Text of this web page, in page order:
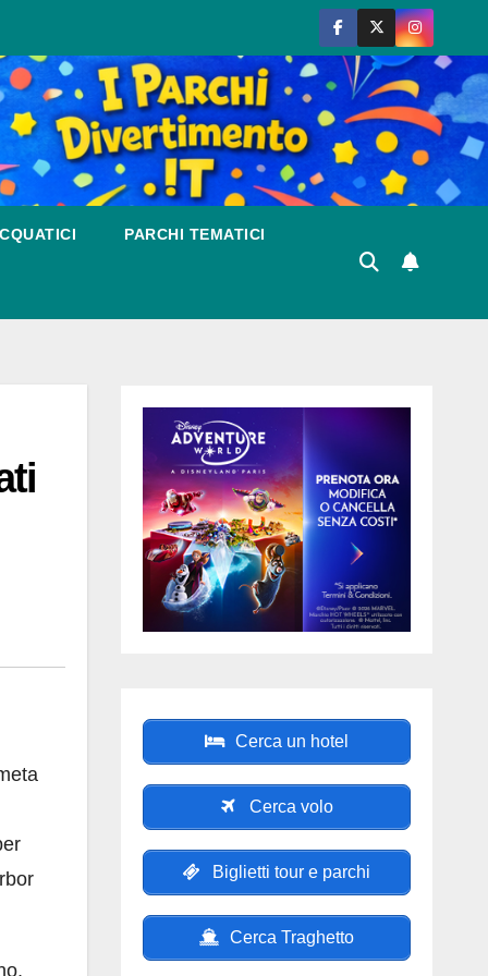
PARCHI TEMATICI
Cerca un hotel
Cerca volo
Biglietti tour e parchi
Cerca Traghetto